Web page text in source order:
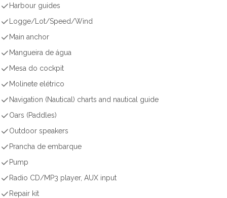
Harbour guides
Logge/Lot/Speed/Wind
Main anchor
Mangueira de água
Mesa do cockpit
Molinete elétrico
Navigation (Nautical) charts and nautical guide
Oars (Paddles)
Outdoor speakers
Prancha de embarque
Pump
Radio CD/MP3 player, AUX input
Repair kit